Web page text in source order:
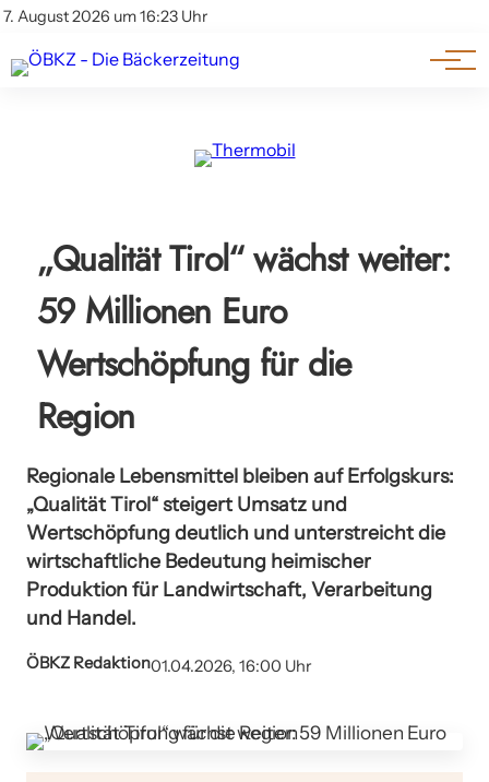
7. August 2026 um 16:23 Uhr
Impressum & Offenlegung
Am Wort
Genuss & Trends
„Qualität Tirol“ wächst weiter:
59 Millionen Euro
Wertschöpfung für die
Region
Regionale Lebensmittel bleiben auf Erfolgskurs:
„Qualität Tirol“ steigert Umsatz und
Wertschöpfung deutlich und unterstreicht die
wirtschaftliche Bedeutung heimischer
Produktion für Landwirtschaft, Verarbeitung
und Handel.
ÖBKZ Redaktion01.04.2026, 16:00 Uhr